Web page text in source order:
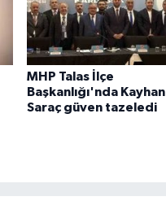
MHP Talas İlçe
Başkanlığı'nda Kayhan
Saraç güven tazeledi